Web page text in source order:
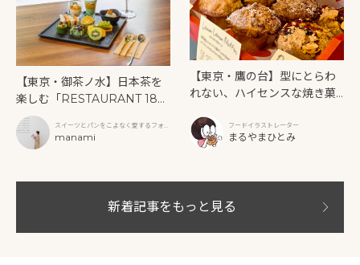
【東京・御茶ノ水】日本茶を
楽しむ「RESTAURANT 189
9 OCHANOMIZU」の抹茶ア
フタヌーンティーと新作クリ
ームソーダ
スイーツとパンをこよなく愛するフォト
グラファー
manami
【東京・鷹の台】型にとらわ
れない、ハイセンスな焼き菓
フードイラストレーター
まるやまひとみ
新着記事をもっと見る